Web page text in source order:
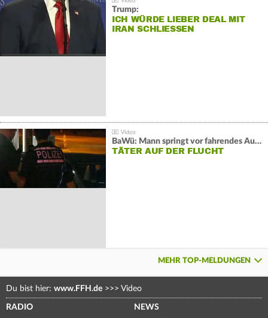
Trump:
ICH WÜRDE LIEBER DEAL MIT
IRAN SCHLIESSEN
BaWü: Mann springt vor fahrendes Auto und schießt
TÄTER AUF DER FLUCHT
MEHR TOP-MELDUNGEN
Du bist hier: www.FFH.de >>> Video
RADIO NEWS